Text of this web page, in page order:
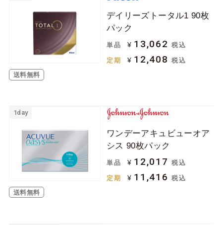
送料無料
デイリーズトータル1 90枚
パック
単品 ¥ 13,062 税込
定期 ¥ 12,408 税込
1day
送料無料
ワンデーアキュビューオア
シス 90枚パック
単品 ¥ 12,017 税込
定期 ¥ 11,416 税込